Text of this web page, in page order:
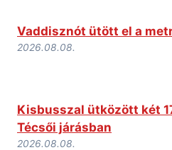
Vaddisznót ütött el a
2026.08.08.
Kisbusszal ütközött két
Técsői járásban
2026.08.08.